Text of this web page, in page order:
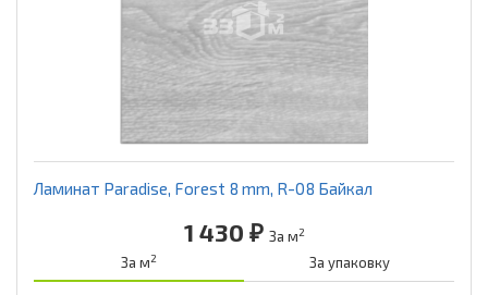
Ламинат Paradise, Forest 8 mm, R-08 Байкал
1 430 ₽ За м2
За м2 За упаковку